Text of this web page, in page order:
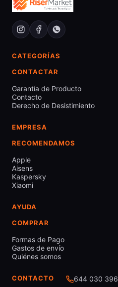
CATEGORÍAS
CONTACTAR
Garantía de Producto
Contacto
Derecho de Desistimiento
EMPRESA
RECOMENDAMOS
Apple
Aisens
Kaspersky
Xiaomi
AYUDA
COMPRAR
Formas de Pago
Gastos de envío
Quiénes somos
CONTACTO 644 030 396